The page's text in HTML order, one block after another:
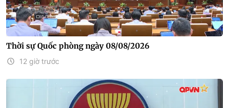
Thời sự Quốc phòng ngày 08/08/2026
12 giờ trước